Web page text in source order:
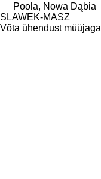
Poola, Nowa Dąbia
SLAWEK-MASZ
Võta ühendust müüjaga